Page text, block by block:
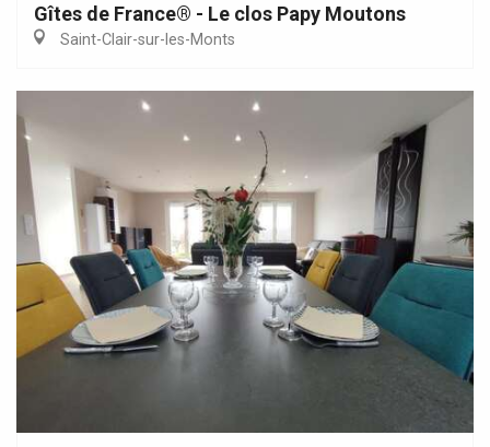
Gîtes de France® - Le clos Papy Moutons
Saint-Clair-sur-les-Monts